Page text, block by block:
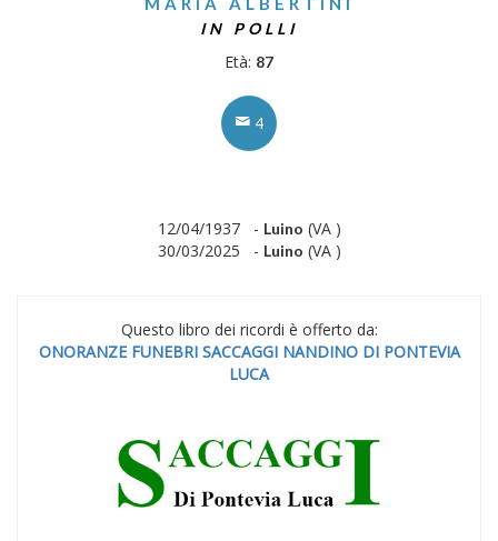
IN POLLI
Età: 87
4
12/04/1937 - Luino (VA )
30/03/2025 - Luino (VA )
Questo libro dei ricordi è offerto da:
ONORANZE FUNEBRI SACCAGGI NANDINO DI PONTEVIA
LUCA